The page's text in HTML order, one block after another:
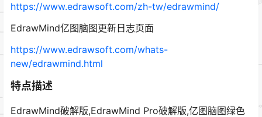
https://www.edrawsoft.com/zh-tw/edrawmind/
EdrawMind亿图脑图更新日志页面
https://www.edrawsoft.com/whats-
new/edrawmind.html
特点描述
EdrawMind破解版,EdrawMind Pro破解版,亿图脑图绿色